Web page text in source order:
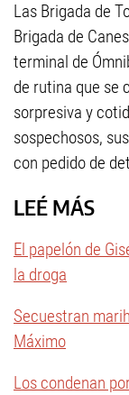
Las Brigada de
Brigada de
terminal de
de rutina que se
sorpresiva y
sospechosos,
con pedido de
LEÉ MÁS
El papelón de
la droga
Secuestran
Máximo
Los condenan